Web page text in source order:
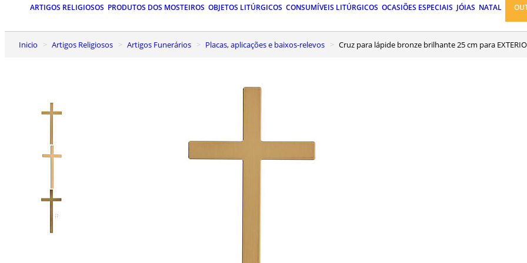
ARTIGOS RELIGIOSOS PRODUTOS DOS MOSTEIROS OBJETOS LITÚRGICOS CONSUMÍVEIS LITÚRGICOS OCASIÕES ESPECIAIS JÓIAS NATAL
Inicio Artigos Religiosos Artigos Funerários Placas, aplicações e baixos-relevos Cruz para lápide bronze brilhante 25 cm para